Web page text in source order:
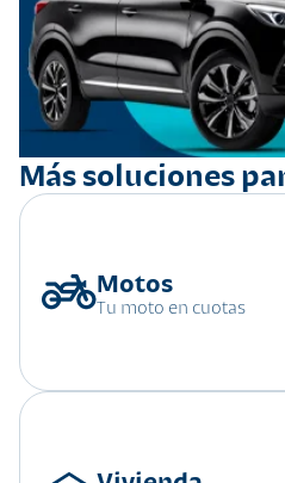
Más soluciones
Tu moto en cuotas